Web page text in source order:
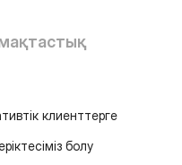
клиенттерге
болу